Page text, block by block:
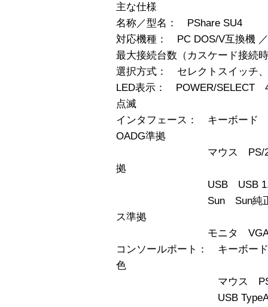
主な仕様
名称／型名： PShare SU4
対応機種： PC DOS/V互換機
最大接続台数（カスケード接続
選択方式： セレクトスイッチ
LED表示： POWER/SELECT
点滅
インタフェース： キーボード
OADG準拠
マウス PS/2マウス・
拠
USB USB 1.1
Sun Sun純正キーボ
ス準拠
モニタ VGAモニタ
コンソールポート： キーボー
色
マウス PS/2、Mini
USB